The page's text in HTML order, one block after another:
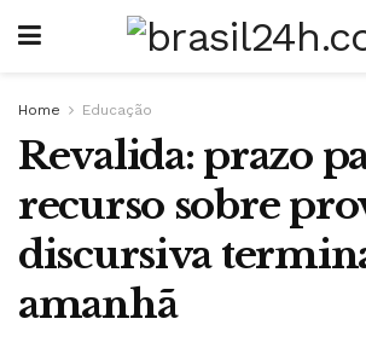
Home Educação
Revalida: prazo
recurso sobre
discursiva
amanhã